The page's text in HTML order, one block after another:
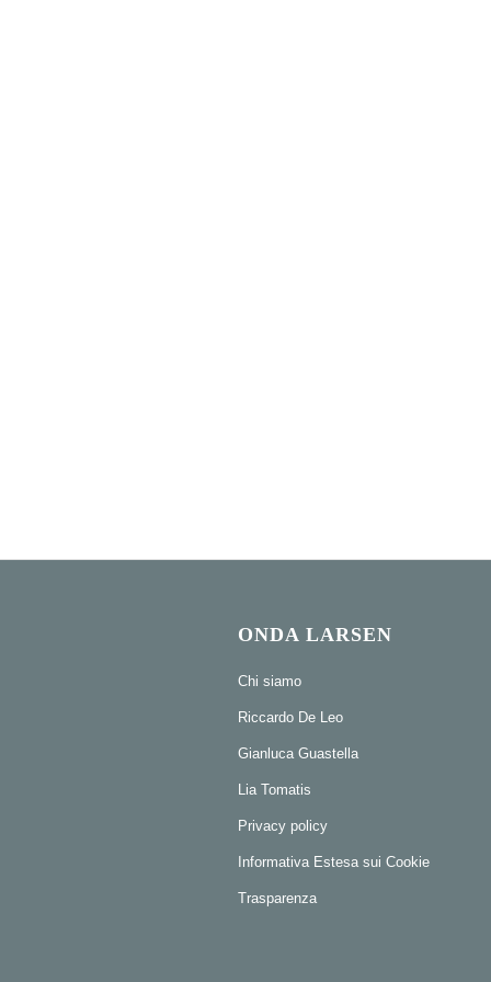
ONDA LARSEN
Chi siamo
Riccardo De Leo
Gianluca Guastella
Lia Tomatis
Privacy policy
Informativa Estesa sui Cookie
Trasparenza